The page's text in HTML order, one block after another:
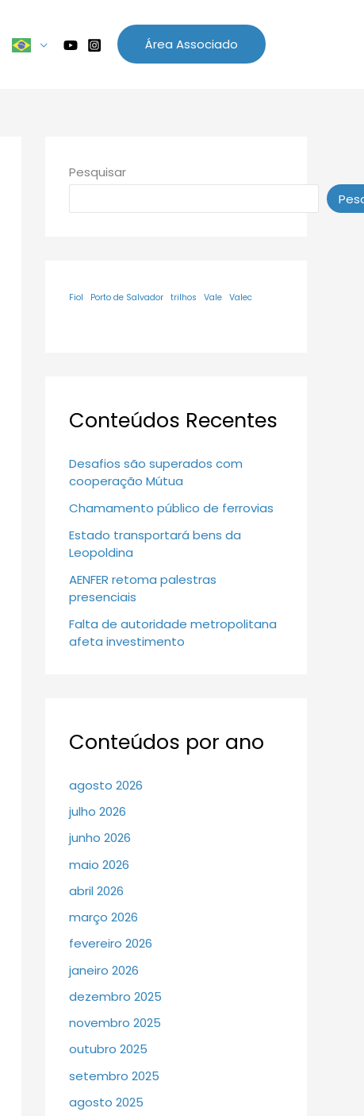
Área Associado
Pesquisar
Fiol Porto de Salvador trilhos Vale Valec
Conteúdos Recentes
Desafios são superados com
cooperação Mútua
Chamamento público de ferrovias
Estado transportará bens da
Leopoldina
AENFER retoma palestras
presenciais
Falta de autoridade metropolitana
afeta investimento
Conteúdos por ano
agosto 2026
julho 2026
junho 2026
maio 2026
abril 2026
março 2026
fevereiro 2026
janeiro 2026
dezembro 2025
novembro 2025
outubro 2025
setembro 2025
agosto 2025